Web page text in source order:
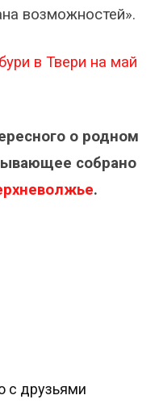
возможностей».
в Твери на май
о родном
собрано
.
с друзьями